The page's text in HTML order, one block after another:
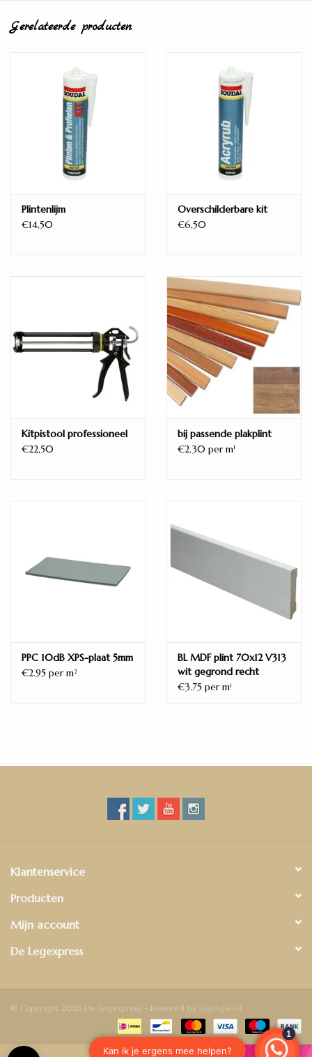
Installatie
Standaard plank
V4 - groef aan alle zijden
Geschikt voor:
0,057 m2K/W
Gebruiksklasse:
Gerelateerde producten
Plintenlijm
€14,50
Overschilderbare kit
€6,50
Kitpistool professioneel
€22,50
bij passende plakplint
€2.30 per m1
PPC 10dB XPS-plaat 5mm
€2.95 per m2
BL MDF plint 70x12 V313
wit gegrond recht
€3.75 per m1
Klantenservice
Producten
Mijn account
De Legexpress
© Copyright 2026 De Legexpress - Powered by Lightspeed